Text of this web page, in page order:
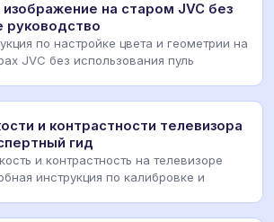
изображение на старом JVC без
руководство
по настройке цвета и геометрии на
JVC без использования пуль
и контрастности телевизора
гид
и контрастность на телевизоре
инструкция по калибровке и